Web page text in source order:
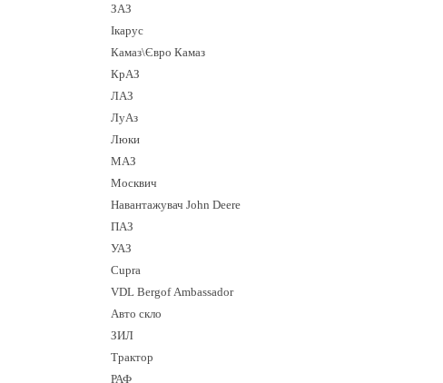
ЗАЗ
Ікарус
Камаз\Євро Камаз
КрАЗ
ЛАЗ
ЛуАз
Люки
МАЗ
Москвич
Навантажувач John Deere
ПАЗ
УАЗ
Cupra
VDL Bergof Ambassador
Авто скло
ЗИЛ
Трактор
РАФ